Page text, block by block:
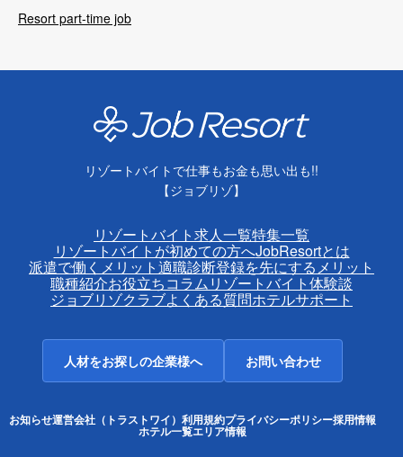
Resort part-time job
リゾートバイトで仕事もお金も思い出も!!
【ジョブリゾ】
リゾートバイト求人一覧特集一覧
リゾートバイトが初めての方へJobResortとは
派遣で働くメリット適職診断登録を先にするメリット
職種紹介お役立ちコラムリゾートバイト体験談
ジョブリゾクラブよくある質問ホテルサポート
人材をお探しの企業様へ お問い合わせ
お知らせ運営会社（トラストワイ） 利用規約プライバシーポリシー採用情報
ホテル一覧エリア情報